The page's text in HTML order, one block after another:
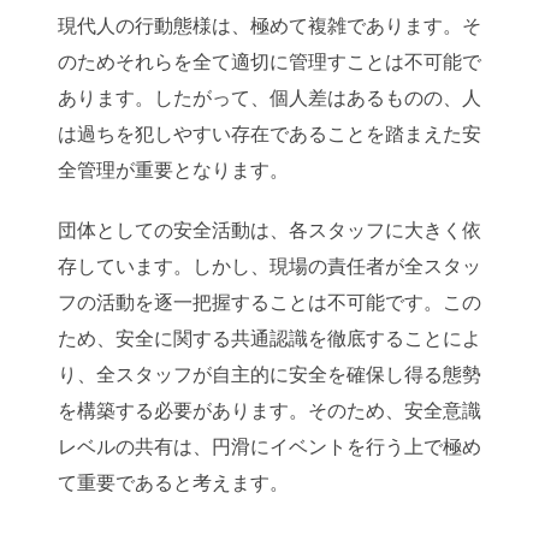
現代人の行動態様は、極めて複雑であります。そ
のためそれらを全て適切に管理すことは不可能で
あります。したがって、個人差はあるものの、人
は過ちを犯しやすい存在であることを踏まえた安
全管理が重要となります。
団体としての安全活動は、各スタッフに大きく依
存しています。しかし、現場の責任者が全スタッ
フの活動を逐一把握することは不可能です。この
ため、安全に関する共通認識を徹底することによ
り、全スタッフが自主的に安全を確保し得る態勢
を構築する必要があります。そのため、安全意識
レベルの共有は、円滑にイベントを行う上で極め
て重要であると考えます。